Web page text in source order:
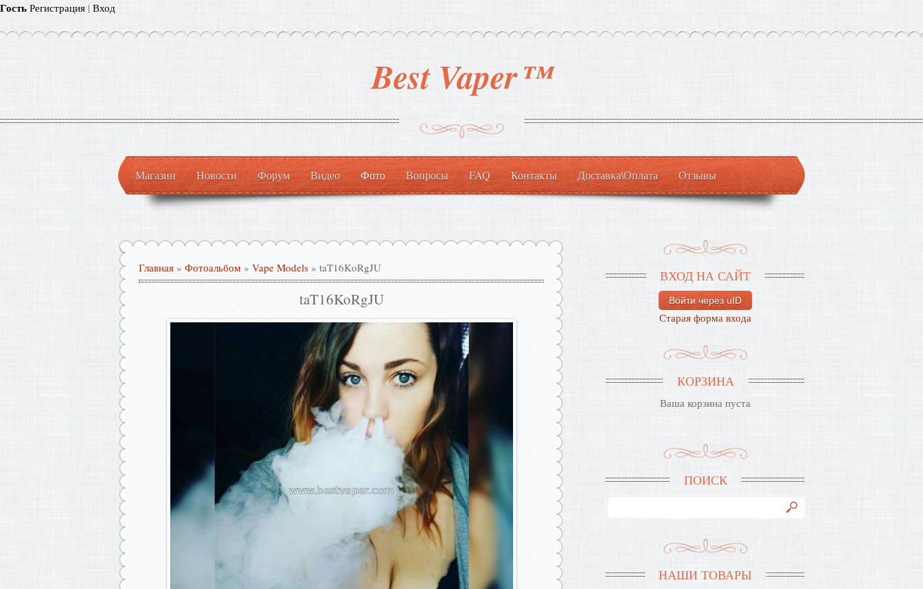
Гость Регистрация | Вход
Best Vaper™
Магазин Новости Форум Видео Фото Вопросы FAQ Контакты Доставка\Оплата Отзывы
Главная » Фотоальбом » Vape Models » taT16KoRgJU
taT16KoRgJU
ВХОД НА САЙТ
Войти через uID
Старая форма входа
КОРЗИНА
Ваша корзина пуста
ПОИСК
НАШИ ТОВАРЫ